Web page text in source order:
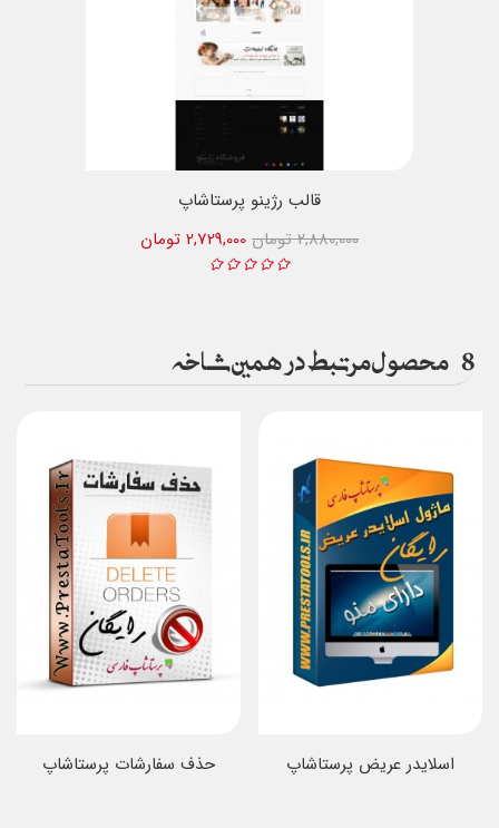
قالب رژینو پرستاشاپ
2,729,000 تومان
2,880,000 تومان
8 محصول مرتبط در همین شاخه
حذف سفارشات پرستاشاپ اسلایدر عریض پرستاشاپ